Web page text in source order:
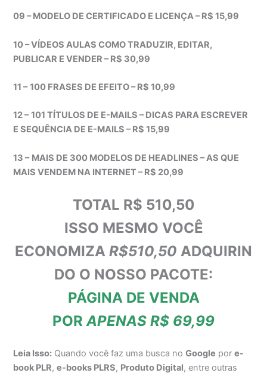
09 – MODELO DE CERTIFICADO E LICENÇA – R$ 15,99
10 – VÍDEOS AULAS COMO TRADUZIR, EDITAR,
PUBLICAR E VENDER – R$ 30,99
11 – 100 FRASES DE EFEITO – R$ 10,99
12 – 101 TÍTULOS DE E-MAILS – DICAS PARA ESCREVER
E SEQUÊNCIA DE E-MAILS – R$ 15,99
13 – MAIS DE 300 MODELOS DE HEADLINES – AS QUE
MAIS VENDEM NA INTERNET – R$ 20,99
TOTAL R$ 510,50
ISSO MESMO VOCÊ
ECONOMIZA R$510,50 ADQUIRIN
DO O NOSSO PACOTE:
PÁGINA DE VENDA
PORAPENAS R$ 69,99
Leia Isso: Quando você faz uma busca noGoogle pore-
book PLR,e-books PLRS, Produto Digital, entre outras